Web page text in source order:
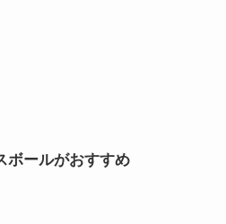
ボールがおすすめ